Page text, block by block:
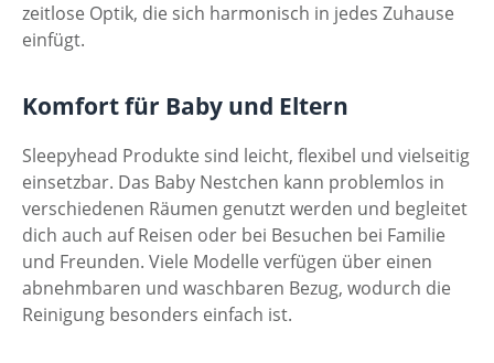
zeitlose Optik, die sich harmonisch in jedes Zuhause
einfügt.
Komfort für Baby und Eltern
Sleepyhead Produkte sind leicht, flexibel und vielseitig
einsetzbar. Das Baby Nestchen kann problemlos in
verschiedenen Räumen genutzt werden und begleitet
dich auch auf Reisen oder bei Besuchen bei Familie
und Freunden. Viele Modelle verfügen über einen
abnehmbaren und waschbaren Bezug, wodurch die
Reinigung besonders einfach ist.